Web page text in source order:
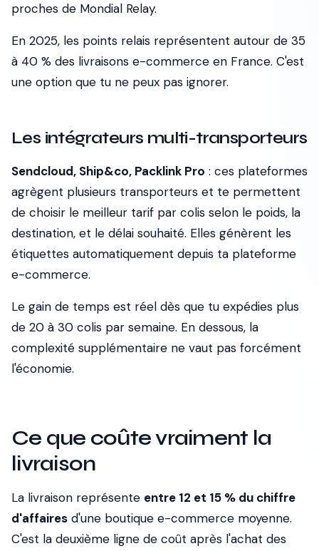
proches de Mondial Relay.
En 2025, les points relais représentent autour de 35
à 40 % des livraisons e-commerce en France. C'est
une option que tu ne peux pas ignorer.
Les intégrateurs multi-transporteurs
Sendcloud, Ship&co, Packlink Pro : ces plateformes
agrègent plusieurs transporteurs et te permettent
de choisir le meilleur tarif par colis selon le poids, la
destination, et le délai souhaité. Elles génèrent les
étiquettes automatiquement depuis ta plateforme
e-commerce.
Le gain de temps est réel dès que tu expédies plus
de 20 à 30 colis par semaine. En dessous, la
complexité supplémentaire ne vaut pas forcément
l'économie.
Ce que coûte vraiment la
livraison
La livraison représente entre 12 et 15 % du chiffre
d'affaires d'une boutique e-commerce moyenne.
C'est la deuxième ligne de coût après l'achat des